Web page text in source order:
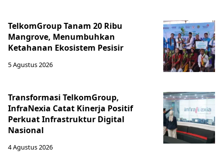
TelkomGroup Tanam 20 Ribu
Mangrove, Menumbuhkan
Ketahanan Ekosistem Pesisir
5 Agustus 2026
Transformasi TelkomGroup,
InfraNexia Catat Kinerja Positif
Perkuat Infrastruktur Digital
Nasional
4 Agustus 2026